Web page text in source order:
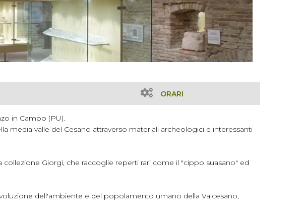
ORARI
in Campo (PU).
valle del Cesano attraverso materiali archeologici e interessanti
Giorgi, che raccoglie reperti rari come il "cippo suasano" ed
dell'ambiente e del popolamento umano della Valcesano,